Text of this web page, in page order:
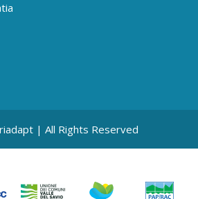
| All Rights Reserved